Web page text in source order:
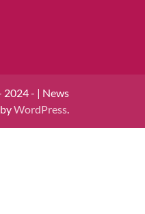
- | News
WordPress.